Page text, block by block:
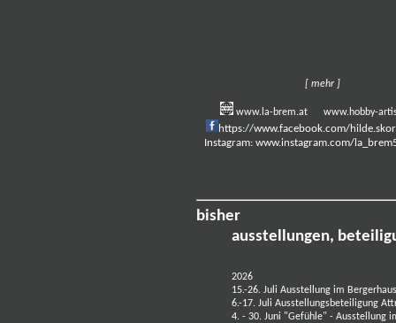
[ mehr ]
www.la-brem.at www.hobby-
https://www.facebook.com/
Instagram: www.instagram.com/
bisher
ausstellungen,
2026
15.-26. Juli Ausstellung im
6.-17. Juli Ausstellungsbeteiligung
4. - 30. Juni "Gefühle" - Ausstellung